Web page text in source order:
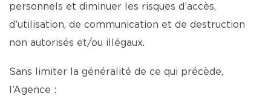
personnels et diminuer les risques d’accès,
d’utilisation, de communication et de destruction
non autorisés et/ou illégaux.
Sans limiter la généralité de ce qui précède,
l’Agence :